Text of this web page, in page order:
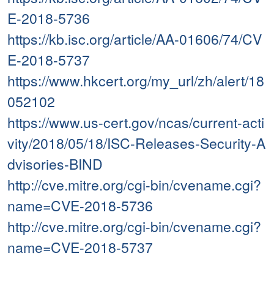
E-2018-5736
https://kb.isc.org/article/AA-01606/74/CV
E-2018-5737
https://www.hkcert.org/my_url/zh/alert/18
052102
https://www.us-cert.gov/ncas/current-acti
vity/2018/05/18/ISC-Releases-Security-A
dvisories-BIND
http://cve.mitre.org/cgi-bin/cvename.cgi?
name=CVE-2018-5736
http://cve.mitre.org/cgi-bin/cvename.cgi?
name=CVE-2018-5737